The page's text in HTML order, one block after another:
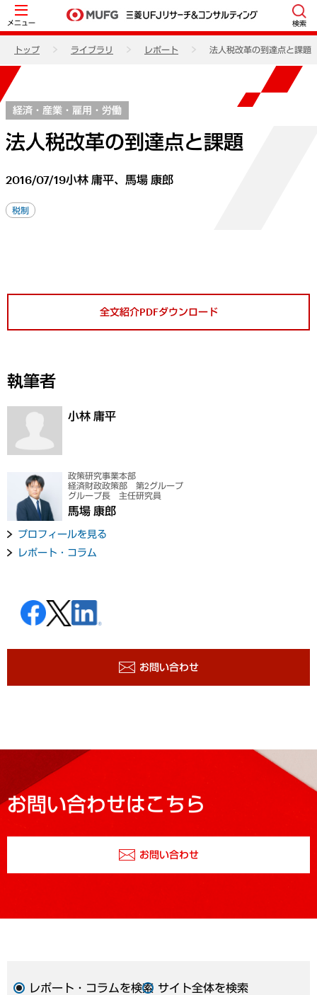
メニュー 検索
トップ ライブラリ レポート 法人税改革の到達点と課題
経済・産業・雇用・労働
法人税改革の到達点と課題
2016/07/19小林 庸平、馬場 康郎
税制
全文紹介PDFダウンロード
執筆者
小林 庸平
政策研究事業本部
経済財政政策部 第2グループ
グループ長 主任研究員
馬場 康郎
プロフィールを見る
レポート・コラム
お問い合わせ
お問い合わせはこちら
お問い合わせ
レポート・コラムを検索 サイト全体を検索